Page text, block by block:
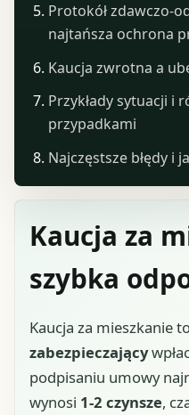
Kaucja za
szybka
Kaucja za mieszkanie
zabezpieczający
podpisaniu umowy
wynosi 1-2 czynsze,
Protokół zdawczo-
najtańsza ochrona
Kaucja zwrotna a
Przykłady sytuacji i
przypadkami
Najczęstsze błędy i